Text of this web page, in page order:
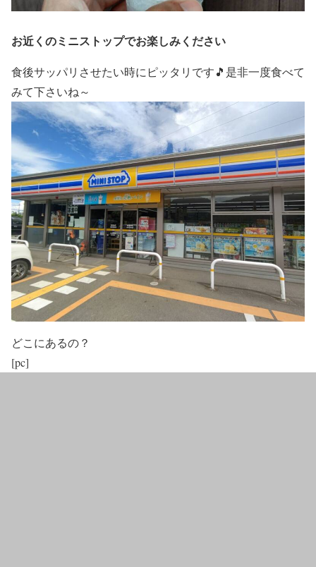
お近くのミニストップでお楽しみください
食後サッパリさせたい時にピッタリです🎵是非一度食べて
みて下さいね～
どこにあるの？
[pc]